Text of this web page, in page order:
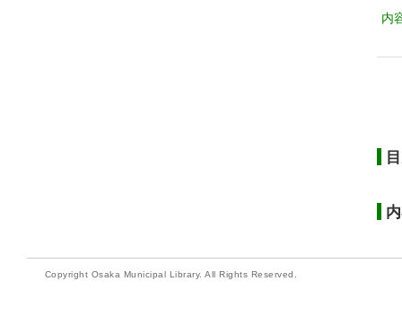
内
Copyright Osaka Municipal Library. All Rights Reserved.